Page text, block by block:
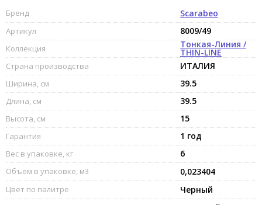
Бренд Scarabeo
Артикул 8009/49
Коллекция Тонкая-Линия /
THIN-LINE
Страна производства ИТАЛИЯ
Ширина, см 39.5
Длина, см 39.5
Высота, см 15
Гарантия 1 год
Вес в упаковке, кг 6
Объем в упаковке, м3 0,023404
Цвет по палитре Черный